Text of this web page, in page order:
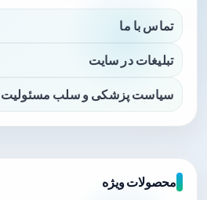
تماس با ما
تبلیغات در سایت
سیاست پزشکی و سلب مسئولیت
محصولات ویژه